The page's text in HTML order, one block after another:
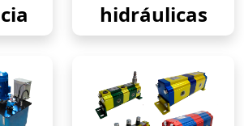
hidráulicas